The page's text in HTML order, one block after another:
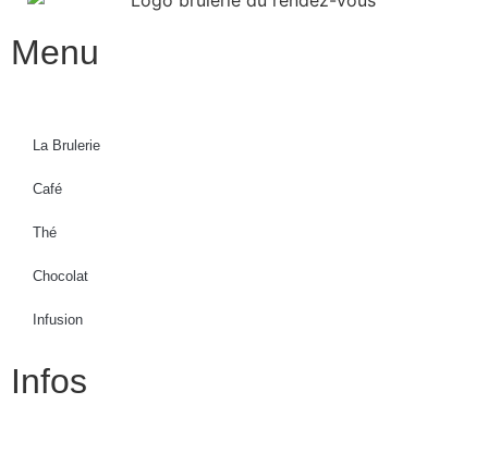
Menu
La Brulerie
Café
Thé
Chocolat
Infusion
Infos